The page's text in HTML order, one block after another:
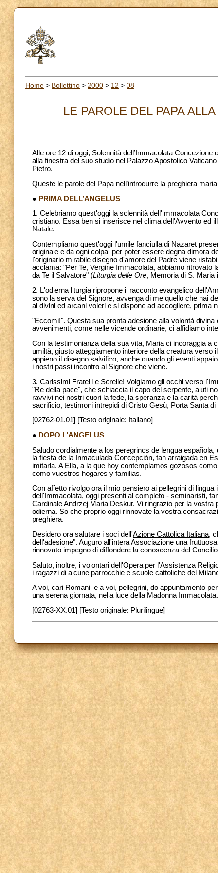
Home > Bollettino > 2000 > 12 > 08
LE PAROLE DEL PAPA
Alle ore 12 di oggi, Solennità dell’Immacolata
alla finestra del suo studio nel Palazzo Apostolico
Pietro.
Queste le parole del Papa nell’introdurre la preghiera
● PRIMA DELL’ANGELUS
1. Celebriamo quest'oggi la solennità dell'Immacolata
cristiano. Essa ben si inserisce nel clima dell'Avvento ed
Natale.
Contempliamo quest'oggi l'umile fanciulla di Nazaret
originale e da ogni colpa, per poter essere degna dimora
l'originario mirabile disegno d'amore del Padre viene
acclama: "Per Te, Vergine Immacolata, abbiamo ritrovato
da Te il Salvatore" (Liturgia delle Ore, Memoria di S. Maria
2. L'odierna liturgia ripropone il racconto evangelico
sono la serva del Signore, avvenga di me quello che hai
ai divini ed arcani voleri e si dispone ad accogliere, prima
"Eccomi!". Questa sua pronta adesione alla volontà
avvenimenti, come nelle vicende ordinarie, ci affidiamo
Con la testimonianza della sua vita, Maria ci incoraggia a
umiltà, giusto atteggiamento interiore della creatura
appieno il disegno salvifico, anche quando gli eventi
i nostri passi incontro al Signore che viene.
3. Carissimi Fratelli e Sorelle! Volgiamo gli occhi verso
"Re della pace", che schiaccia il capo del serpente, aiuti
ravvivi nei nostri cuori la fede, la speranza e la carità
sacrificio, testimoni intrepidi di Cristo Gesù, Porta Santa
[02762-01.01] [Testo originale: Italiano]
● DOPO L’ANGELUS
Saludo cordialmente a los peregrinos de lengua
la fiesta de la Inmaculada Concepción, tan arraigada en
imitarla. A Ella, a la que hoy contemplamos gozosos
como vuestros hogares y familias.
Con affetto rivolgo ora il mio pensiero ai pellegrini di
dell'Immacolata, oggi presenti al completo - seminaristi,
Cardinale Andrzej Maria Deskur. Vi ringrazio per la
odierna. So che proprio oggi rinnovate la vostra
preghiera.
Desidero ora salutare i soci dell'Azione Cattolica Italiana,
dell'adesione". Auguro all'intera Associazione una
rinnovato impegno di diffondere la conoscenza del
Saluto, inoltre, i volontari dell'Opera per l'Assistenza
i ragazzi di alcune parrocchie e scuole cattoliche del
A voi, cari Romani, e a voi, pellegrini, do appuntamento
una serena giornata, nella luce della Madonna Immacolata.
[02763-XX.01] [Testo originale: Plurilingue]